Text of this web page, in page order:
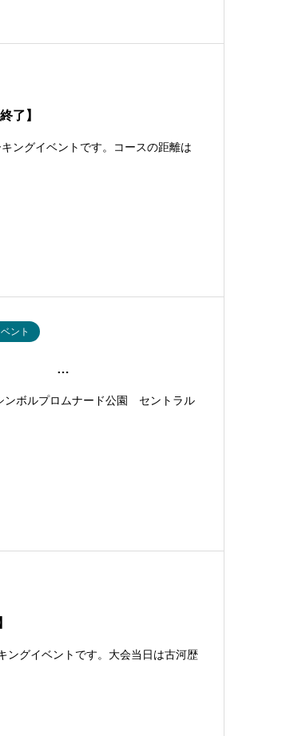
了】
ングイベントです。コースの距離は
ント
…
ンボルプロムナード公園 セントラル
ングイベントです。大会当日は古河歴